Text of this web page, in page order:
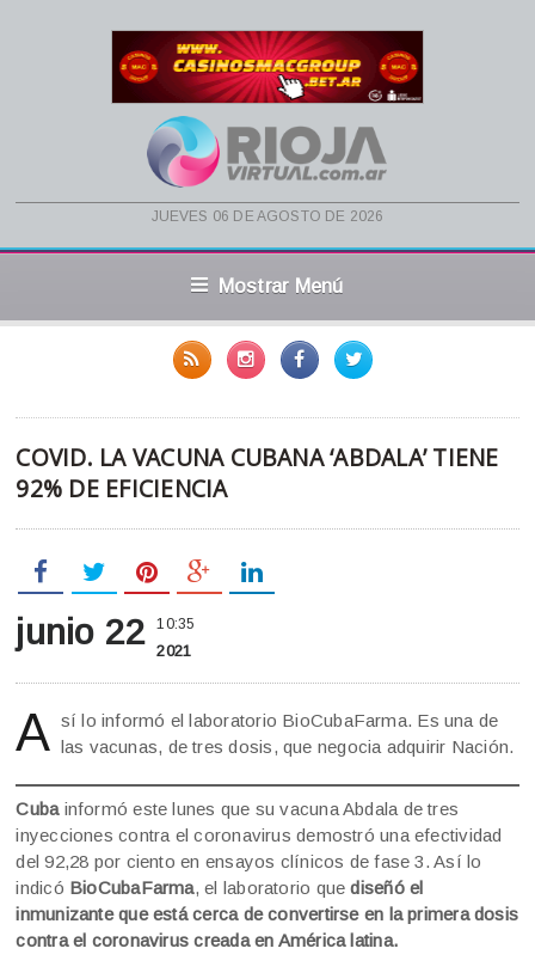
jueves 06 de agosto de 2026
Mostrar Menú
COVID. LA VACUNA CUBANA ‘ABDALA’ TIENE
92% DE EFICIENCIA
junio 22 10:35
2021
A sí lo informó el laboratorio BioCubaFarma. Es una de
las vacunas, de tres dosis, que negocia adquirir Nación.
Cubainformó este lunes que su vacuna Abdala de tres
inyecciones contra el coronavirus demostró una efectividad
del 92,28 por ciento en ensayos clínicos de fase 3. Así lo
indicó BioCubaFarma, el laboratorio quediseñó el
inmunizante que está cerca de convertirse en la primera dosis
contra el coronavirus creada en América latina.